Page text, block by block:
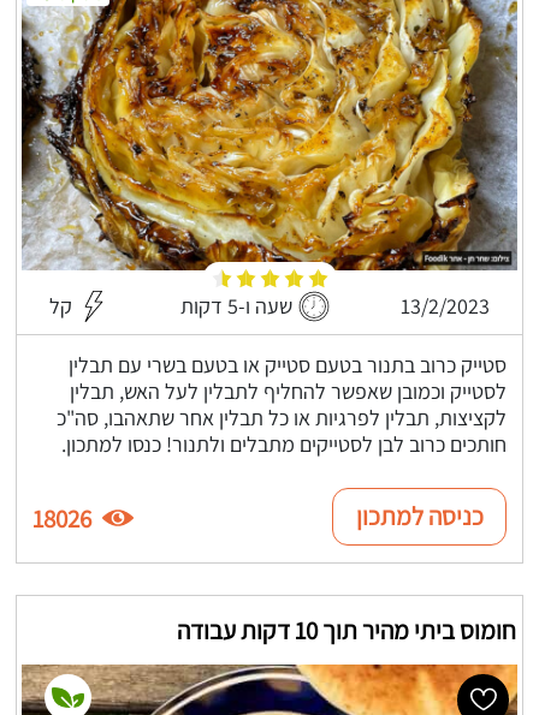
13/2/2023 שעה ו-5 דקות קל
סטייק כרוב בתנור בטעם סטייק או בטעם בשרי עם תבלין
לסטייק וכמובן שאפשר להחליף לתבלין לעל האש, תבלין
לקציצות, תבלין לפרגיות או כל תבלין אחר שתאהבו, סה"כ
חותכים כרוב לבן לסטייקים מתבלים ולתנור! כנסו למתכון.
כניסה למתכון 18026
חומוס ביתי מהיר תוך 10 דקות עבודה